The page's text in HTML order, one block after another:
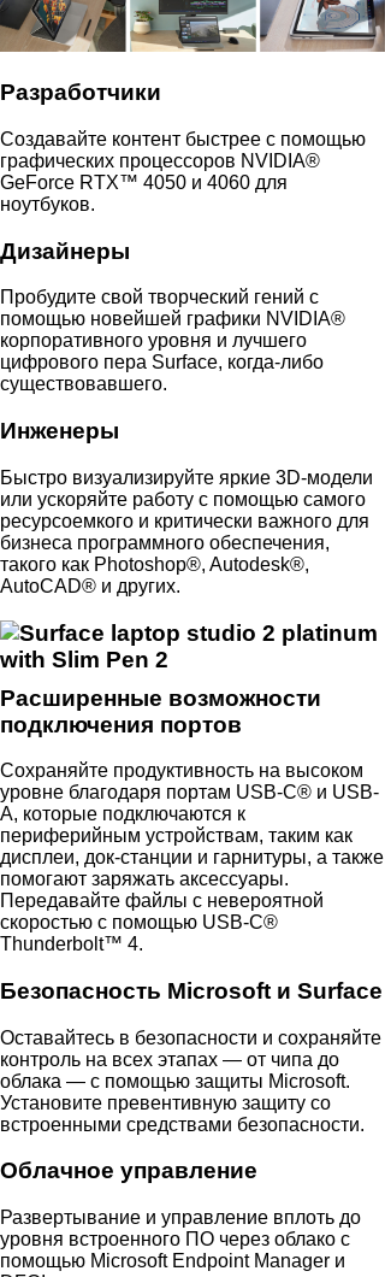
Разработчики
Создавайте контент быстрее с помощью
графических процессоров NVIDIA®
GeForce RTX™ 4050 и 4060 для
ноутбуков.
Дизайнеры
Пробудите свой творческий гений с
помощью новейшей графики NVIDIA®
корпоративного уровня и лучшего
цифрового пера Surface, когда-либо
существовавшего.
Инженеры
Быстро визуализируйте яркие 3D-модели
или ускоряйте работу с помощью самого
ресурсоемкого и критически важного для
бизнеса программного обеспечения,
такого как Photoshop®, Autodesk®,
AutoCAD® и других.
Расширенные возможности
подключения портов
Сохраняйте продуктивность на высоком
уровне благодаря портам USB-C® и USB-
A, которые подключаются к
периферийным устройствам, таким как
дисплеи, док-станции и гарнитуры, а также
помогают заряжать аксессуары.
Передавайте файлы с невероятной
скоростью с помощью USB-C®
Thunderbolt™ 4.
Безопасность Microsoft и Surface
Оставайтесь в безопасности и сохраняйте
контроль на всех этапах — от чипа до
облака — с помощью защиты Microsoft.
Установите превентивную защиту со
встроенными средствами безопасности.
Облачное управление
Развертывание и управление вплоть до
уровня встроенного ПО через облако с
помощью Microsoft Endpoint Manager и